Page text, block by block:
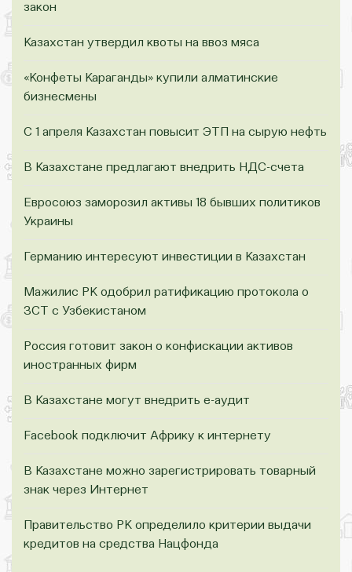
закон
Казахстан утвердил квоты на ввоз мяса
«Конфеты Караганды» купили алматинские
бизнесмены
С 1 апреля Казахстан повысит ЭТП на сырую нефть
В Казахстане предлагают внедрить НДС-счета
Евросоюз заморозил активы 18 бывших политиков
Украины
Германию интересуют инвестиции в Казахстан
Мажилис РК одобрил ратификацию протокола о
ЗСТ с Узбекистаном
Россия готовит закон о конфискации активов
иностранных фирм
В Казахстане могут внедрить е-аудит
Facebook подключит Африку к интернету
В Казахстане можно зарегистрировать товарный
знак через Интернет
Правительство РК определило критерии выдачи
кредитов на средства Нацфонда